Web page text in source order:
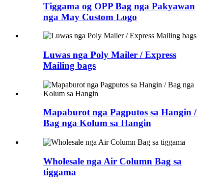
Tiggama og OPP Bag nga Pakyawan
nga May Custom Logo
Luwas nga Poly Mailer / Express
Mailing bags
Mapaburot nga Pagputos sa Hangin /
Bag nga Kolum sa Hangin
Wholesale nga Air Column Bag sa
tiggama